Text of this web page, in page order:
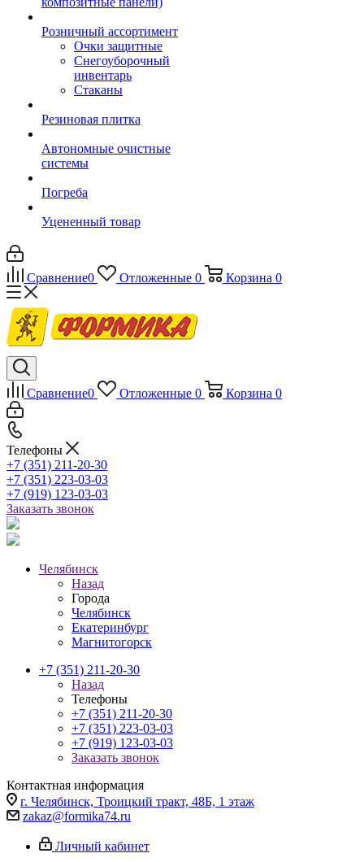
Розничный ассортимент
Очки защитные
Снегоуборочный
инвентарь
Стаканы
Резиновая плитка
Автономные очистные
системы
Погреба
Уцененный товар
Сравнение0 Отложенные 0 Корзина 0
Сравнение0 Отложенные 0 Корзина 0
Телефоны
+7 (351) 211-20-30
+7 (351) 223-03-03
+7 (919) 123-03-03
Заказать звонок
Челябинск
Назад
Города
Челябинск
Екатеринбург
Магнитогорск
+7 (351) 211-20-30
Назад
Телефоны
+7 (351) 211-20-30
+7 (351) 223-03-03
+7 (919) 123-03-03
Заказать звонок
Контактная информация
г. Челябинск, Троицкий тракт, 48Б, 1 этаж
zakaz@formika74.ru
Личный кабинет